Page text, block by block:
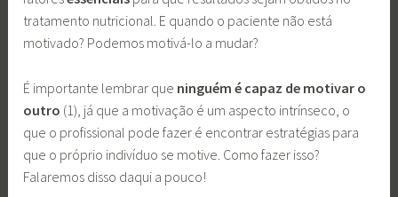
tratamento nutricional. E quando o paciente não está
motivado? Podemos motivá-lo a mudar?
É importante lembrar que ninguém é capaz de motivar o
outro (1), já que a motivação é um aspecto intrínseco, o
que o profissional pode fazer é encontrar estratégias para
que o próprio indivíduo se motive. Como fazer isso?
Falaremos disso daqui a pouco!